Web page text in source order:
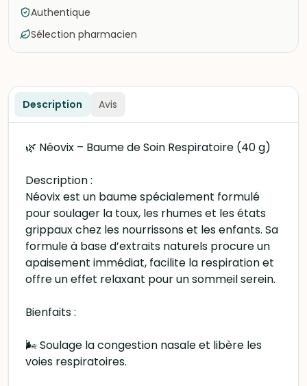
Authentique
Sélection pharmacien
Description Avis
🌿 Néovix – Baume de Soin Respiratoire (40 g)
Description :
Néovix est un baume spécialement formulé
pour soulager la toux, les rhumes et les états
grippaux chez les nourrissons et les enfants. Sa
formule à base d’extraits naturels procure un
apaisement immédiat, facilite la respiration et
offre un effet relaxant pour un sommeil serein.
Bienfaits :
🌬️ Soulage la congestion nasale et libère les
voies respiratoires.